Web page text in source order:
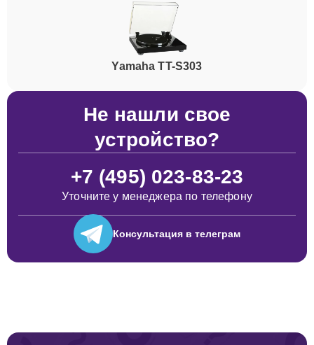
Yamaha TT-S303
Не нашли свое
устройство?
+7 (495) 023-83-23
Уточните у менеджера по телефону
Консультация в телеграм